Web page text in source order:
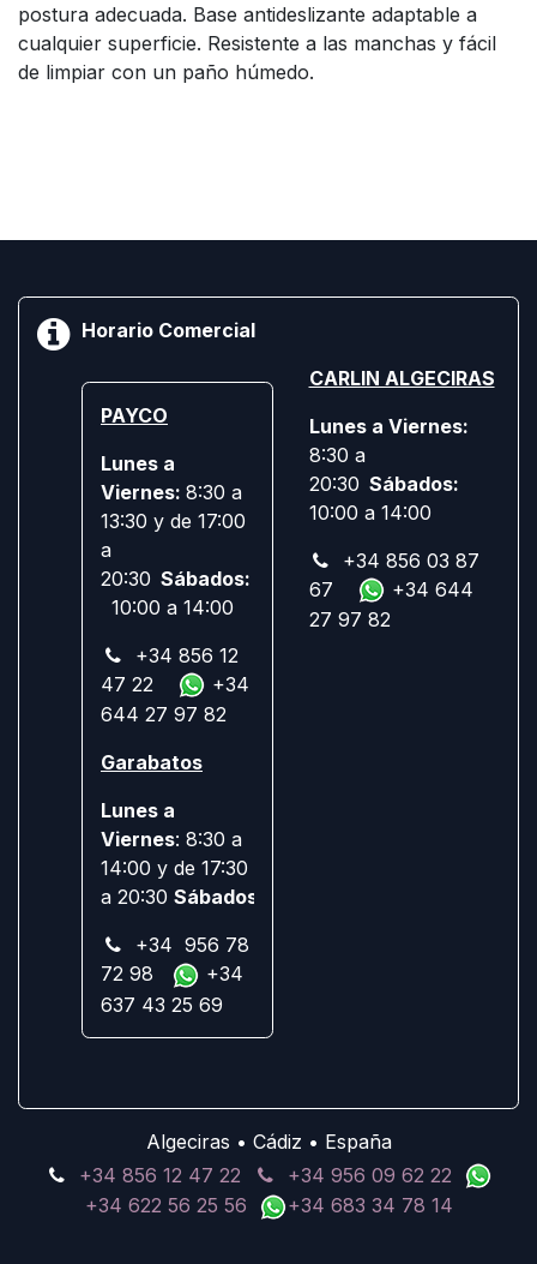
postura adecuada. Base antideslizante adaptable a
cualquier superficie. Resistente a las manchas y fácil
de limpiar con un paño húmedo.
Horario Comercial
PAYCO
Lunes a
Viernes: 8:30 a
13:30 y de 17:00
a
20:30 Sábados:
10:00 a 14:00
+34 856 12
47 22
+34
644 27 97 82
Garabatos
Lunes a
Viernes: 8:30 a
14:00 y de 17:30
a 20:30 Sábados:
+34 956 78
72 98
+34
637 43 25 69
CARLIN ALGECIRAS
Lunes a Viernes:
8:30 a
20:30 Sábados:
10:00 a 14:00
+34 856 03 87
67
+34 644
27 97 82
Algeciras • Cádiz • España
+34 856 12 47 22
+34 956 09 62 22
+34 622 56 25 56
+34 683 34 78 14